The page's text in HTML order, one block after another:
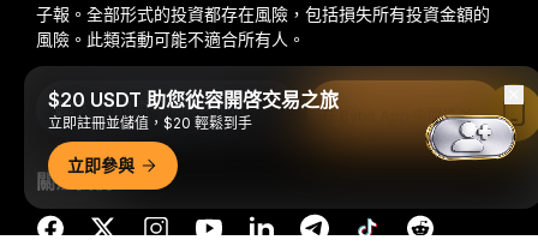
子報。 全部形式的投資都存在風險，包括損失所有投資金額的
風險。此類活動可能不適合所有人。
關注我們
$20 USDT 助您從容開啓交易之旅
立即註冊並儲值，$20 輕鬆到手
立即參與
在 Bybit App 中閱讀